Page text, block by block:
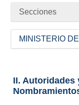
Secciones
MINISTERIO
II. Autoridades